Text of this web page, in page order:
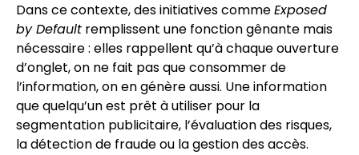
Dans ce contexte, des initiatives commeExposed
by Default remplissent une fonction gênante mais
nécessaire : elles rappellent qu’à chaque ouverture
d’onglet, on ne fait pas que consommer de
l’information, on en génère aussi. Une information
que quelqu’un est prêt à utiliser pour la
segmentation publicitaire, l’évaluation des risques,
la détection de fraude ou la gestion des accès.